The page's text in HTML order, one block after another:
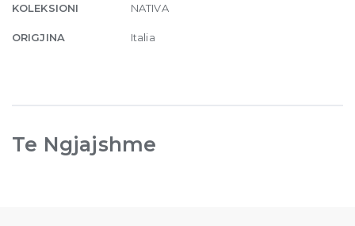
KOLEKSIONI NATIVA
ORIGJINA Italia
Te Ngjajshme